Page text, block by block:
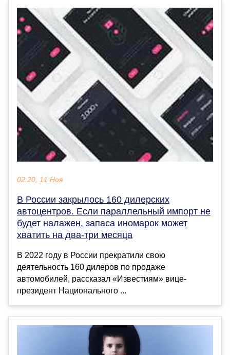
02:20, 11 Ноя
В России закрылось 160 дилерских
автоцентров. Если параллельный импорт не
будет налажен, запаса иномарок может
хватить на два-три месяца
В 2022 году в России прекратили свою
деятельность 160 дилеров по продаже
автомобилей, рассказал «Известиям» вице-
президент Национального ...